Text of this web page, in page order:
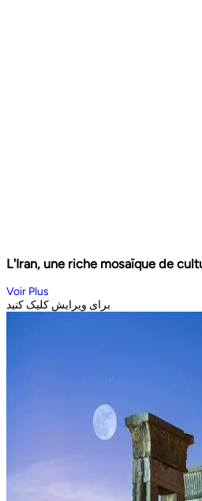
L'Iran, une riche mosaïque de
Voir Plus
برای ویرایش کلیک کنید